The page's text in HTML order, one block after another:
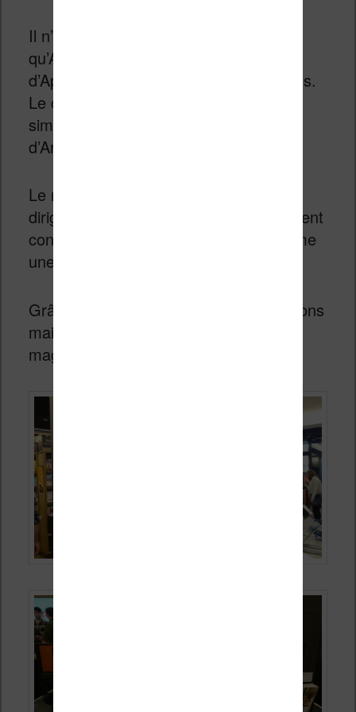
Il n’est pas vraiment surprenant
qu’Amazon cherche à suivre les pas
d’Apple en créant ses propres magasins.
Le choix de Seattle est d’ailleurs assez
simple : il s’agit là du lieu de naissance
d’Amazon.
Le magasin est donc très proche des
dirigeants du site e-commerce qui doivent
considérer cette nouvelle activité comme
une grand expérience.
Grâce au site
, nous avons
maintenant quelques photos de ce
magasin :